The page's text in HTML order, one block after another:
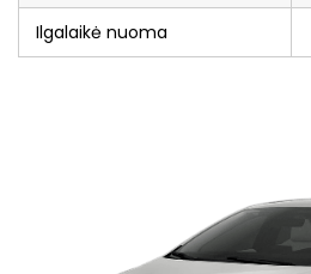
Ilgalaikė nuoma